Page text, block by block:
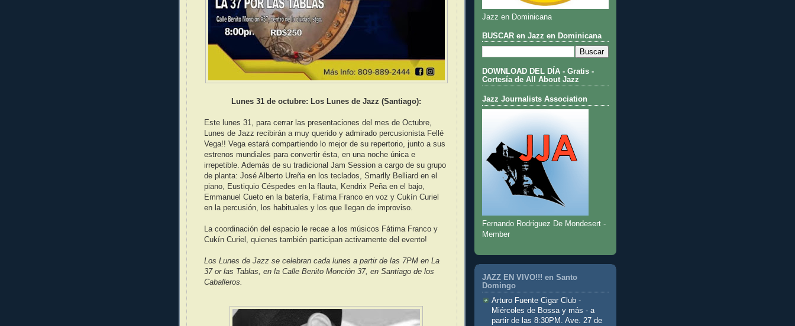
Lunes 31 de octubre: Los Lunes de Jazz (Santiago):
Este lunes 31, para cerrar las presentaciones del mes de Octubre,
Lunes de Jazz recibirán a muy querido y admirado percusionista Fellé
Vega!! Vega estará compartiendo lo mejor de su repertorio, junto a sus
estrenos mundiales para convertir ésta, en una noche única e
irrepetible. Además de su tradicional Jam Session a cargo de su grupo
de planta: José Alberto Ureña en los teclados, Smarlly Belliard en el
piano, Eustiquio Céspedes en la flauta, Kendrix Peña en el bajo,
Emmanuel Cueto en la batería, Fatima Franco en voz y Cukín Curiel
en la percusión, los habituales y los que llegan de improviso.
La coordinación del espacio le recae a los músicos Fátima Franco y
Cukín Curiel, quienes también participan activamente del evento!
Los Lunes de Jazz se celebran cada lunes a partir de las 7PM en La
37 or las Tablas, en la Calle Benito Monción 37, en Santiago de los
Caballeros.
Jazz en Dominicana
BUSCAR en Jazz en Dominicana
DOWNLOAD DEL DÍA - Gratis -
Cortesía de All About Jazz
Jazz Journalists Association
Fernando Rodriguez De Mondesert -
Member
JAZZ EN VIVO!!! en Santo
Domingo
Arturo Fuente Cigar Club -
Miércoles de Bossa y más - a
partir de las 8:30PM. Ave. 27 de